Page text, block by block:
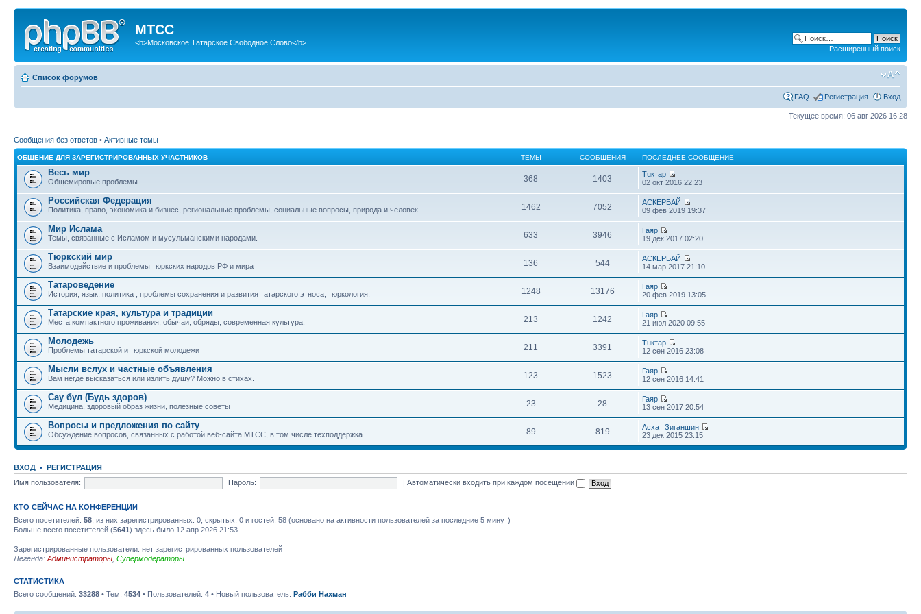
МТСС
<b>Московское Татарское Свободное Слово</b>
Расширенный поиск
Список форумов
FAQ Регистрация Вход
Текущее время: 06 авг 2026 16:28
Сообщения без ответов • Активные темы
ОБЩЕНИЕ ДЛЯ ЗАРЕГИСТРИРОВАННЫХ УЧАСТНИКОВ ТЕМЫ СООБЩЕНИЯ ПОСЛЕДНЕЕ СООБЩЕНИЕ
Весь мир
Общемировые проблемы 368 1403
Тuктар
02 окт 2016 22:23
Российская Федерация
Политика, право, экономика и бизнес, региональные проблемы, социальные вопросы, природа и человек. 1462 7052
АСКЕРБАЙ
09 фев 2019 19:37
Мир Ислама
Темы, связанные с Исламом и мусульманскими народами. 633 3946
Гаяр
19 дек 2017 02:20
Тюркский мир
Взаимодействие и проблемы тюркских народов РФ и мира 136 544
АСКЕРБАЙ
14 мар 2017 21:10
Татароведение
История, язык, политика , проблемы сохранения и развития татарского этноса, тюркология. 1248 13176
Гаяр
20 фев 2019 13:05
Татарские края, культура и традиции
Места компактного проживания, обычаи, обряды, современная культура. 213 1242
Гаяр
21 июл 2020 09:55
Молодежь
Проблемы татарской и тюркской молодежи 211 3391
Тuктар
12 сен 2016 23:08
Мысли вслух и частные объявления
Вам негде высказаться или излить душу? Можно в стихах. 123 1523
Гаяр
12 сен 2016 14:41
Сау бул (Будь здоров)
Медицина, здоровый образ жизни, полезные советы 23 28
Гаяр
13 сен 2017 20:54
Вопросы и предложения по сайту
Обсуждение вопросов, связанных с работой веб-сайта МТСС, в том числе техподдержка. 89 819
Асхат Зиганшин
23 дек 2015 23:15
ВХОД • РЕГИСТРАЦИЯ
Имя пользователя:
Пароль: |Автоматически входить при каждом посещении
КТО СЕЙЧАС НА КОНФЕРЕНЦИИ
Всего посетителей: 58 , из них зарегистрированных: 0, скрытых: 0 и гостей: 58 (основано на активности пользователей за последние 5 минут)
Больше всего посетителей (5641) здесь было 12 апр 2026 21:53
Зарегистрированные пользователи: нет зарегистрированных пользователей
Легенда: Администраторы Супермодераторы
СТАТИСТИКА
Всего сообщений: 33288 • Тем: 4534 • Пользователей: 4 • Новый пользователь: Рабби Нахман